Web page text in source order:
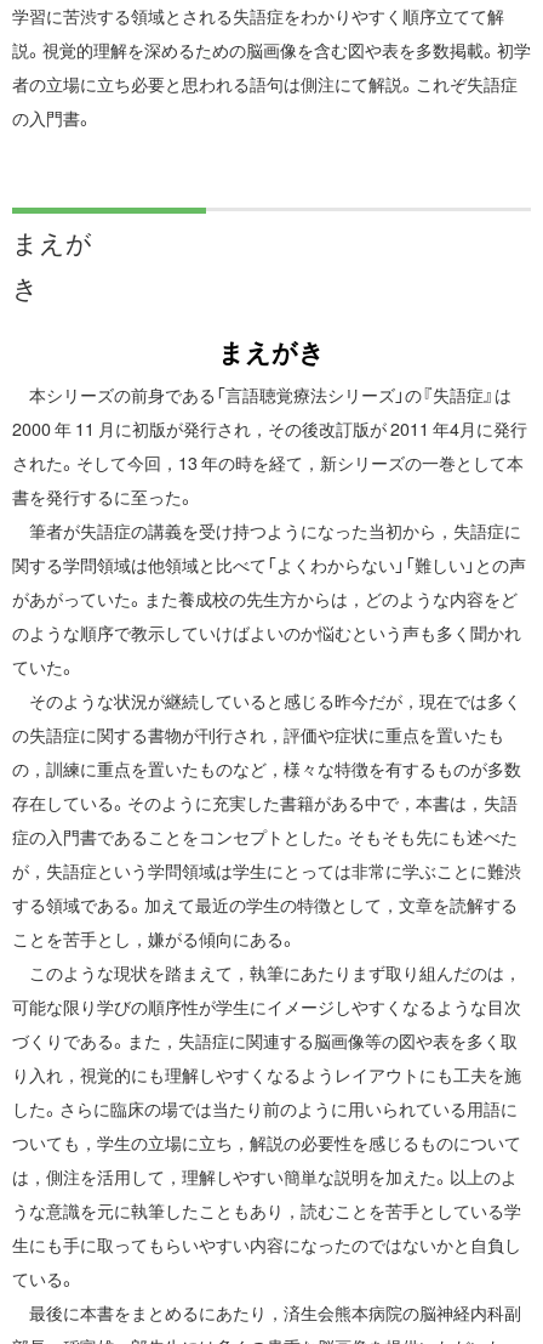
学習に苦渋する領域とされる失語症をわかりやすく順序立てて解
説。視覚的理解を深めるための脳画像を含む図や表を多数掲載。初学
者の立場に立ち必要と思われる語句は側注にて解説。これぞ失語症
の入門書。
まえが
き
まえがき
本シリーズの前身である「言語聴覚療法シリーズ」の『失語症』は
2000 年 11 月に初版が発行され，その後改訂版が 2011 年4月に発行
された。そして今回，13 年の時を経て，新シリーズの一巻として本
書を発行するに至った。
筆者が失語症の講義を受け持つようになった当初から，失語症に
関する学問領域は他領域と比べて「よくわからない」「難しい」との声
があがっていた。また養成校の先生方からは，どのような内容をど
のような順序で教示していけばよいのか悩むという声も多く聞かれ
ていた。
そのような状況が継続していると感じる昨今だが，現在では多く
の失語症に関する書物が刊行され，評価や症状に重点を置いたも
の，訓練に重点を置いたものなど，様々な特徴を有するものが多数
存在している。そのように充実した書籍がある中で，本書は，失語
症の入門書であることをコンセプトとした。そもそも先にも述べた
が，失語症という学問領域は学生にとっては非常に学ぶことに難渋
する領域である。加えて最近の学生の特徴として，文章を読解する
ことを苦手とし，嫌がる傾向にある。
このような現状を踏まえて，執筆にあたりまず取り組んだのは，
可能な限り学びの順序性が学生にイメージしやすくなるような目次
づくりである。また，失語症に関連する脳画像等の図や表を多く取
り入れ，視覚的にも理解しやすくなるようレイアウトにも工夫を施
した。さらに臨床の場では当たり前のように用いられている用語に
ついても，学生の立場に立ち，解説の必要性を感じるものについて
は，側注を活用して，理解しやすい簡単な説明を加えた。以上のよ
うな意識を元に執筆したこともあり，読むことを苦手としている学
生にも手に取ってもらいやすい内容になったのではないかと自負し
ている。
最後に本書をまとめるにあたり，済生会熊本病院の脳神経内科副